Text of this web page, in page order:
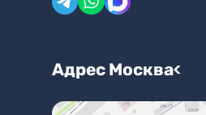
Адрес Москва